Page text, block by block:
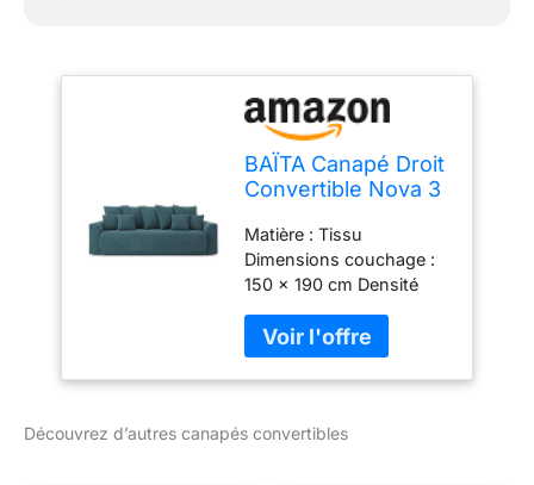
BAÏTA Canapé Droit
Convertible Nova 3
Bleu Paon
Matière : Tissu
Dimensions couchage :
150 x 190 cm Densité
Découvrez d’autres canapés convertibles